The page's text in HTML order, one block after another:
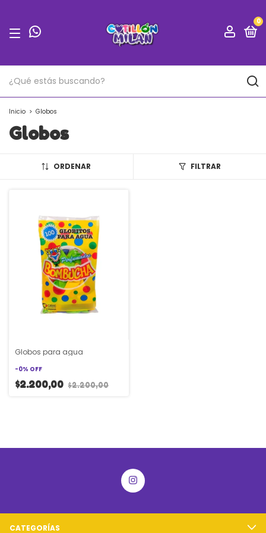
0
Inicio > Globos
Globos
ORDENAR FILTRAR
Globos para agua
-0% OFF
$2.200,00 $2.200,00
CATEGORÍAS